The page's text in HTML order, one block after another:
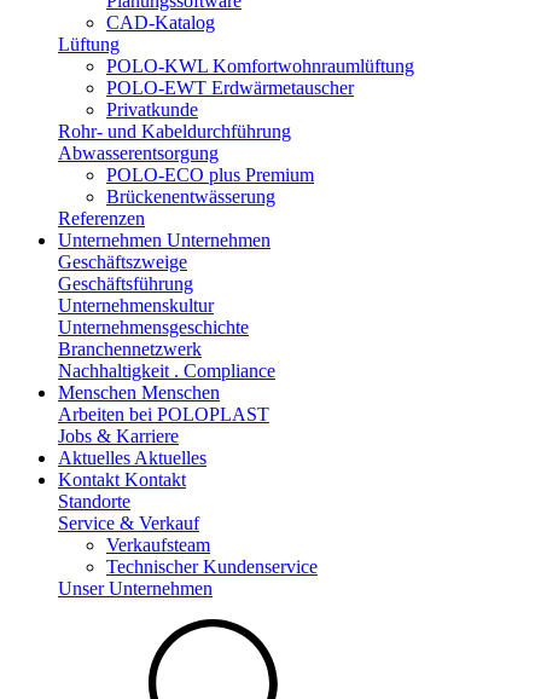
CAD-Katalog
Lüftung
POLO-KWL Komfortwohnraumlüftung
POLO-EWT Erdwärmetauscher
Privatkunde
Rohr- und Kabeldurchführung
Abwasserentsorgung
POLO-ECO plus Premium
Brückenentwässerung
Referenzen
Unternehmen Unternehmen
Geschäftszweige
Geschäftsführung
Unternehmenskultur
Unternehmensgeschichte
Branchennetzwerk
Nachhaltigkeit . Compliance
Menschen Menschen
Arbeiten bei POLOPLAST
Jobs & Karriere
Aktuelles Aktuelles
Kontakt Kontakt
Standorte
Service & Verkauf
Verkaufsteam
Technischer Kundenservice
Unser Unternehmen